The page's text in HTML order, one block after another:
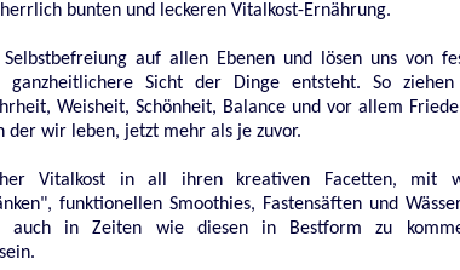
bunten und leckeren Vitalkost-Ernährung.
auf allen Ebenen und lösen uns von
ganzheitlichere Sicht der Dinge entsteht. So
Weisheit, Schönheit, Balance und vor allem
der wir leben, jetzt mehr als je zuvor.
Vitalkost in all ihren kreativen Facetten, mit
funktionellen Smoothies, Fastensäften und
auch in Zeiten wie diesen in Bestform zu